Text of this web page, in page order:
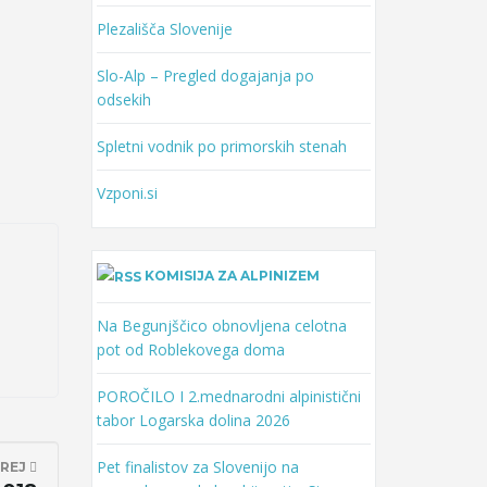
Plezališča Slovenije
Slo-Alp – Pregled dogajanja po
odsekih
Spletni vodnik po primorskih stenah
Vzponi.si
KOMISIJA ZA ALPINIZEM
Na Begunjščico obnovljena celotna
pot od Roblekovega doma
POROČILO I 2.mednarodni alpinistični
tabor Logarska dolina 2026
Pet finalistov za Slovenijo na